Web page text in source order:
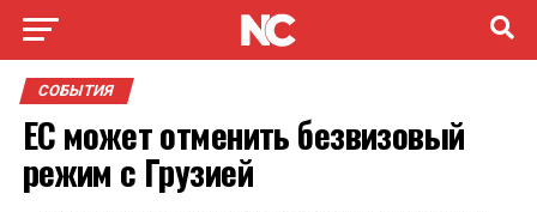
СОБЫТИЯ
ЕС может отменить безвизовый
режим с Грузией